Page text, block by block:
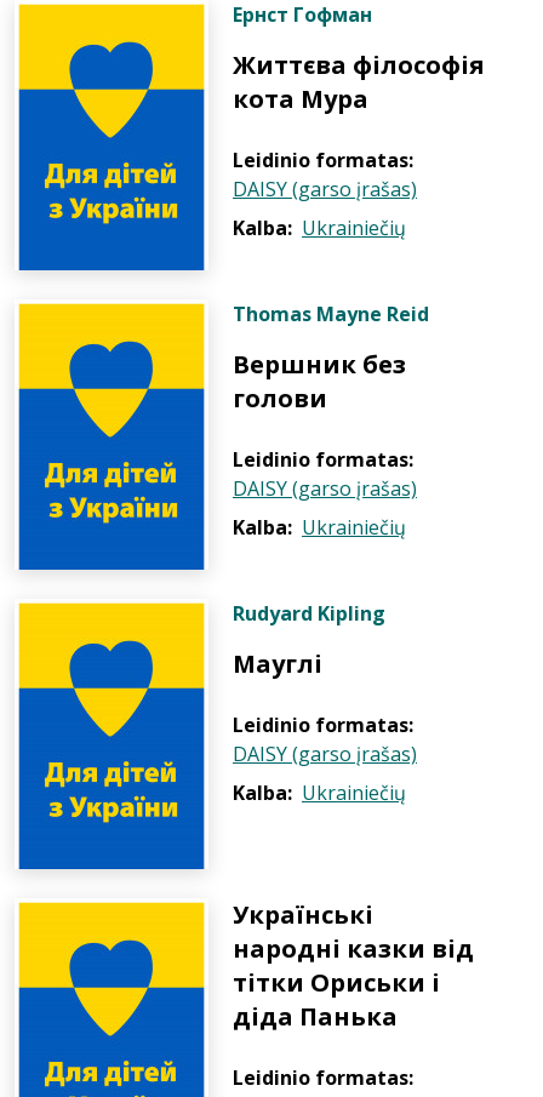
Ернст Гофман
Життєва філософія
кота Мура
Leidinio formatas:
DAISY (garso įrašas)
Kalba: Ukrainiečių
Thomas Mayne Reid
Вершник без
голови
Leidinio formatas:
DAISY (garso įrašas)
Kalba: Ukrainiečių
Rudyard Kipling
Мауглі
Leidinio formatas:
DAISY (garso įrašas)
Kalba: Ukrainiečių
Українські
народні казки від
тітки Ориськи і
діда Панька
Leidinio formatas: